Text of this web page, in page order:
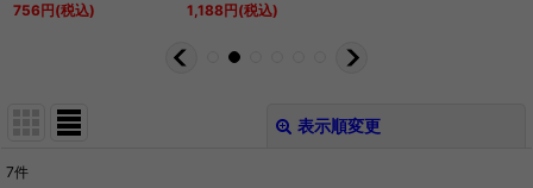
756 円(税込) 1,188 円(税込)
表示順変更
7件